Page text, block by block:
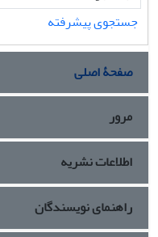
جستجوی پیشرفته
صفحۀ اصلی
مرور
اطلاعات نشریه
راهنمای نویسندگان